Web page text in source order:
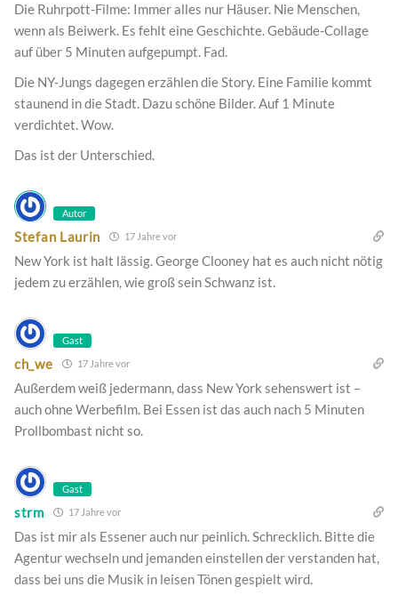
Die Ruhrpott-Filme: Immer alles nur Häuser. Nie Menschen,
wenn als Beiwerk. Es fehlt eine Geschichte. Gebäude-Collage
auf über 5 Minuten aufgepumpt. Fad.
Die NY-Jungs dagegen erzählen die Story. Eine Familie kommt
staunend in die Stadt. Dazu schöne Bilder. Auf 1 Minute
verdichtet. Wow.
Das ist der Unterschied.
Autor
Stefan Laurin 17 Jahre vor
New York ist halt lässig. George Clooney hat es auch nicht nötig
jedem zu erzählen, wie groß sein Schwanz ist.
Gast
ch_we 17 Jahre vor
Außerdem weiß jedermann, dass New York sehenswert ist –
auch ohne Werbefilm. Bei Essen ist das auch nach 5 Minuten
Prollbombast nicht so.
Gast
strm 17 Jahre vor
Das ist mir als Essener auch nur peinlich. Schrecklich. Bitte die
Agentur wechseln und jemanden einstellen der verstanden hat,
dass bei uns die Musik in leisen Tönen gespielt wird.